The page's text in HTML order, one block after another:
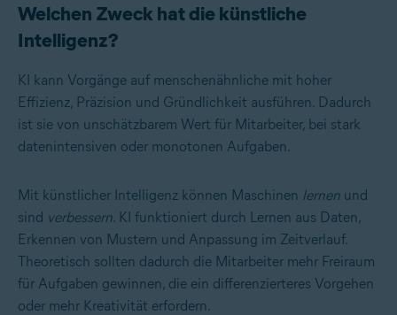
Welchen Zweck hat die künstliche
Intelligenz?
KI kann Vorgänge auf menschenähnliche mit hoher
Effizienz, Präzision und Gründlichkeit ausführen. Dadurch
ist sie von unschätzbarem Wert für Mitarbeiter, bei stark
datenintensiven oder monotonen Aufgaben.
Mit künstlicher Intelligenz können Maschinen lernen und
sind verbessern. KI funktioniert durch Lernen aus Daten,
Erkennen von Mustern und Anpassung im Zeitverlauf.
Theoretisch sollten dadurch die Mitarbeiter mehr Freiraum
für Aufgaben gewinnen, die ein differenzierteres Vorgehen
oder mehr Kreativität erfordern.